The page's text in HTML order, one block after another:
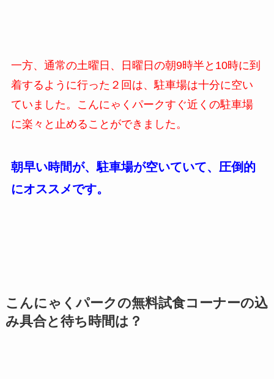
一方、通常の土曜日、日曜日の朝9時半と10時に到
着するように行った２回は、駐車場は十分に空い
ていました。こんにゃくパークすぐ近くの駐車場
に楽々と止めることができました。
朝早い時間が、駐車場が空いていて、圧倒的
にオススメです。
こんにゃくパークの無料試食コーナーの込
み具合と待ち時間は？